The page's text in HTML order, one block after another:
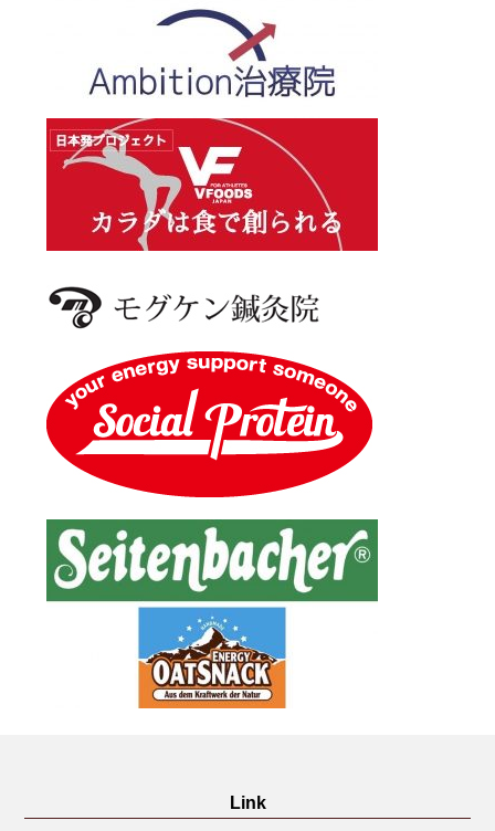
Link